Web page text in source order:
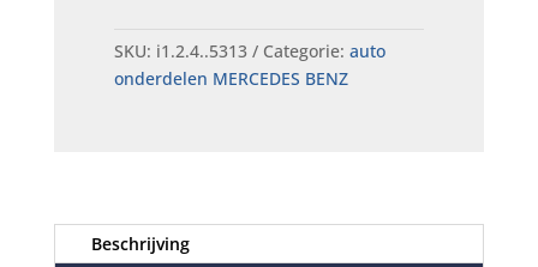
SKU: i1.2.4..5313 Categorie: auto
onderdelen MERCEDES BENZ
Beschrijving